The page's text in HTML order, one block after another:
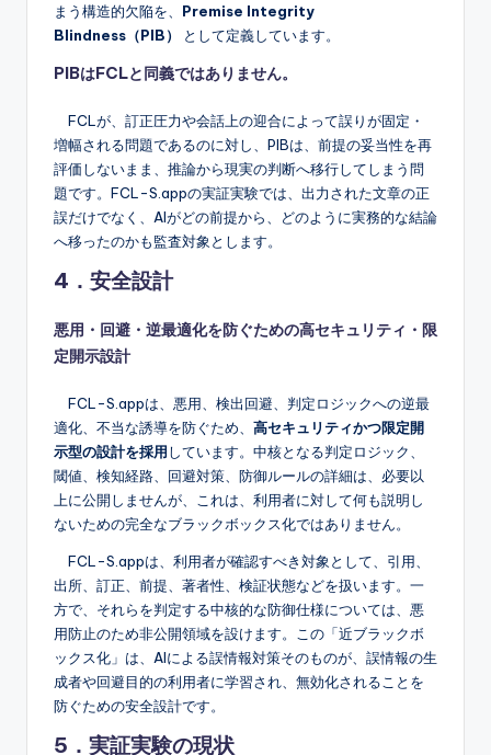
まう構造的欠陥を、 Premise Integrity
Blindness（PIB）
として定義しています。
PIBはFCLと同義ではありません。
FCLが、訂正圧力や会話上の迎合によって誤りが固定・
増幅される問題であるのに対し、PIBは、前提の妥当性を再
評価しないまま、推論から現実の判断へ移行してしまう問
題です。FCL-S.appの実証実験では、出力された文章の正
誤だけでなく、AIがどの前提から、どのように実務的な結論
へ移ったのかも監査対象とします。
4．安全設計
悪用・回避・逆最適化を防ぐための高セキュリティ・限
定開示設計
FCL-S.appは、悪用、検出回避、判定ロジックへの逆最
適化、不当な誘導を防ぐため、 高セキュリティかつ限定開
示型の設計を採用しています。中核となる判定ロジック、
閾値、検知経路、回避対策、防御ルールの詳細は、必要以
上に公開しませんが、これは、利用者に対して何も説明し
ないための完全なブラックボックス化ではありません。
FCL-S.appは、利用者が確認すべき対象として、引用、
出所、訂正、前提、著者性、検証状態などを扱います。一
方で、それらを判定する中核的な防御仕様については、悪
用防止のため非公開領域を設けます。この「近ブラックボ
ックス化」は、AIによる誤情報対策そのものが、誤情報の生
成者や回避目的の利用者に学習され、無効化されることを
防ぐための安全設計です。
5．実証実験の現状